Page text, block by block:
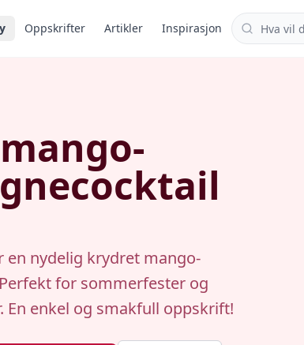
Oppskrifter Artikler Inspirasjon Søk i
en nydelig krydret mango-
for sommerfester og
En enkel og smakfull oppskrift!